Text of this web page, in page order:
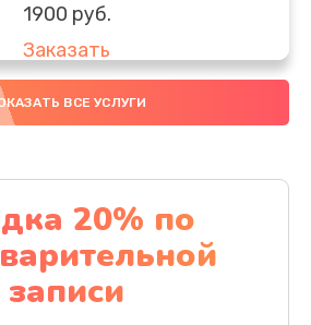
1900 руб.
Заказать
Замена кулера
Заказать
процессора
1500 руб.
Заказать
ВСЕ УСЛУГИ
20% по
записи